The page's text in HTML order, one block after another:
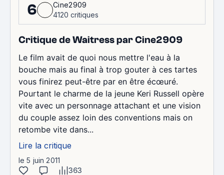
6
Cine2909
4120 critiques
Critique de Waitress par Cine2909
Le film avait de quoi nous mettre l'eau à la
bouche mais au final à trop gouter à ces tartes
vous finirez peut-être par en être écœuré.
Pourtant le charme de la jeune Keri Russell opère
vite avec un personnage attachant et une vision
du couple assez loin des conventions mais on
retombe vite dans...
Lire la critique
le 5 juin 2011
363